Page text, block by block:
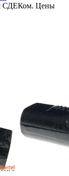
СДЕКом. Цены